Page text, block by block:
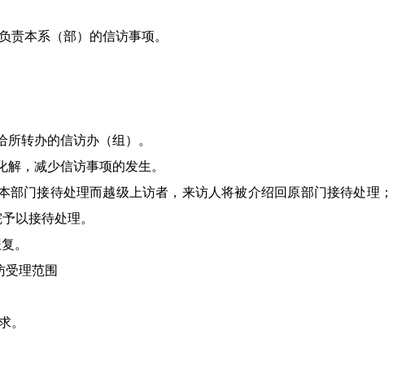
责本系（部）的信访事项。
转办的信访办（组）
。
，减少信访事项的发生。
门接待处理而越级上访者，来访人将被介绍回原部门接待处理
以接待处理。
。
受理范围
。